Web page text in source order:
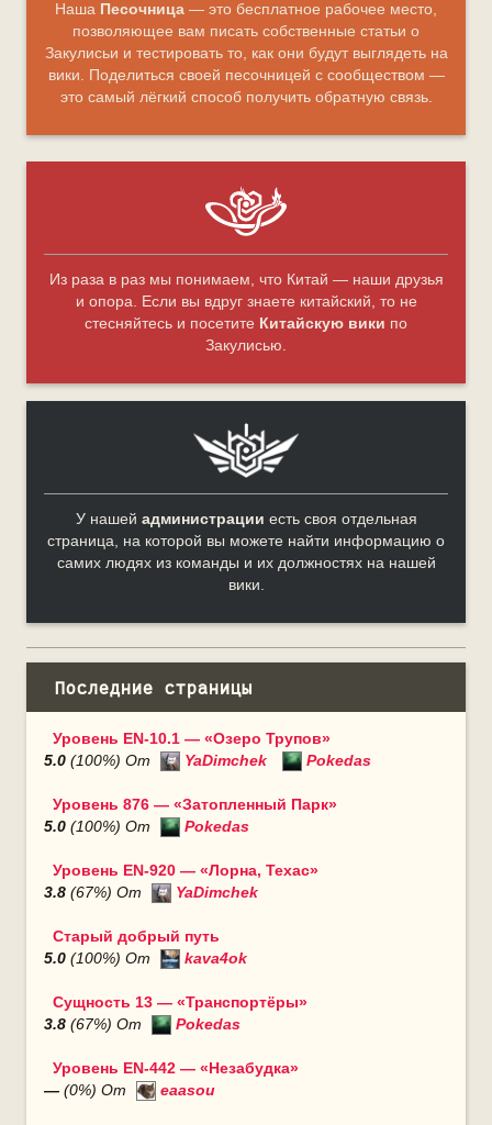
Наша Песочница — это бесплатное рабочее место,
позволяющее вам писать собственные статьи о
Закулисьи и тестировать то, как они будут выглядеть на
вики. Поделиться своей песочницей с сообществом —
это самый лёгкий способ получить обратную связь.
Из раза в раз мы понимаем, что Китай — наши друзья
и опора. Если вы вдруг знаете китайский, то не
стесняйтесь и посетите Китайскую вики по
Закулисью.
У нашей администрации есть своя отдельная
страница, на которой вы можете найти информацию о
самих людях из команды и их должностях на нашей
вики.
Последние страницы
Уровень EN-10.1 — «Озеро Трупов»
5.0 (100%) От YaDimchek Pokedas
Уровень 876 — «Затопленный Парк»
5.0 (100%) От Pokedas
Уровень EN-920 — «Лорна, Техас»
3.8 (67%) От YaDimchek
Старый добрый путь
5.0 (100%) От kava4ok
Сущность 13 — «Транспортёры»
3.8 (67%) От Pokedas
Уровень EN-442 — «Незабудка»
— (0%) От eaasou